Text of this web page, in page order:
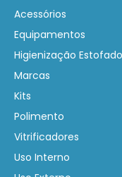
Estética Automotiva.
lucratividade.
Acessórios
Equipamentos
Higienização
Marcas
Kits
Polimento
Vitrificadores
Uso Interno